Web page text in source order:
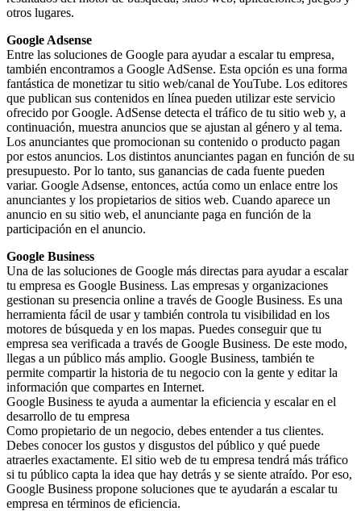
otros lugares.
Google Adsense
Entre las soluciones de Google para ayudar a escalar tu empresa,
también encontramos a Google AdSense. Esta opción es una forma
fantástica de monetizar tu sitio web/canal de YouTube. Los editores
que publican sus contenidos en línea pueden utilizar este servicio
ofrecido por Google. AdSense detecta el tráfico de tu sitio web y, a
continuación, muestra anuncios que se ajustan al género y al tema.
Los anunciantes que promocionan su contenido o producto pagan
por estos anuncios. Los distintos anunciantes pagan en función de su
presupuesto. Por lo tanto, sus ganancias de cada fuente pueden
variar. Google Adsense, entonces, actúa como un enlace entre los
anunciantes y los propietarios de sitios web. Cuando aparece un
anuncio en su sitio web, el anunciante paga en función de la
participación en el anuncio.
Google Business
Una de las soluciones de Google más directas para ayudar a escalar
tu empresa es Google Business. Las empresas y organizaciones
gestionan su presencia online a través de Google Business. Es una
herramienta fácil de usar y también controla tu visibilidad en los
motores de búsqueda y en los mapas. Puedes conseguir que tu
empresa sea verificada a través de Google Business. De este modo,
llegas a un público más amplio. Google Business, también te
permite compartir la historia de tu negocio con la gente y editar la
información que compartes en Internet.
Google Business te ayuda a aumentar la eficiencia y escalar en el
desarrollo de tu empresa
Como propietario de un negocio, debes entender a tus clientes.
Debes conocer los gustos y disgustos del público y qué puede
atraerles exactamente. El sitio web de tu empresa tendrá más tráfico
si tu público capta la idea que hay detrás y se siente atraído. Por eso,
Google Business propone soluciones que te ayudarán a escalar tu
empresa en términos de eficiencia.